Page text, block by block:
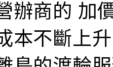
辦商的 加
本不斷上